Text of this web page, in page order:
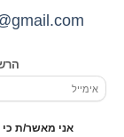
אני מאשר/ת